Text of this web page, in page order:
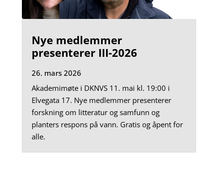
Nye medlemmer
presenterer III-2026
26. mars 2026
Akademimøte i DKNVS 11. mai kl. 19:00 i
Elvegata 17. Nye medlemmer presenterer
forskning om litteratur og samfunn og
planters respons på vann. Gratis og åpent for
alle.